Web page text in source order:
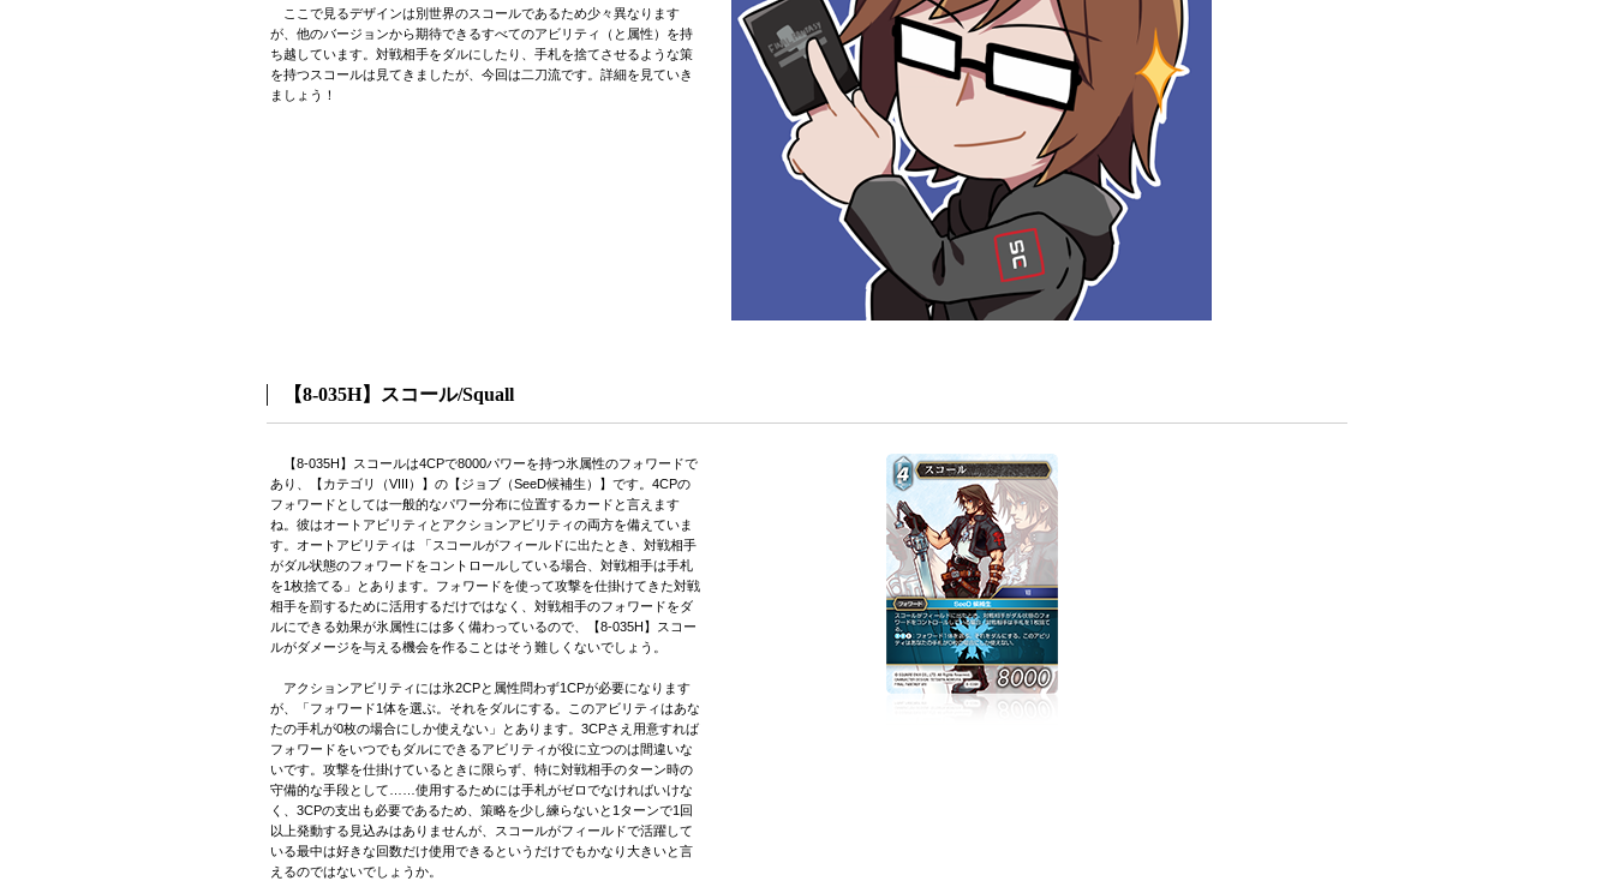
ここで見るデザインは別世界のスコールであるため少々異なります
が、他のバージョンから期待できるすべてのアビリティ（と属性）を持
ち越しています。対戦相手をダルにしたり、手札を捨てさせるような策
を持つスコールは見てきましたが、今回は二刀流です。詳細を見ていき
ましょう！
【8-035H】スコール/Squall
【8-035H】スコールは4CPで8000パワーを持つ氷属性のフォワードで
あり、【カテゴリ（VIII）】の【ジョブ（SeeD候補生）】です。4CPの
フォワードとしては一般的なパワー分布に位置するカードと言えます
ね。彼はオートアビリティとアクションアビリティの両方を備えていま
す。オートアビリティは 「スコールがフィールドに出たとき、対戦相手
がダル状態のフォワードをコントロールしている場合、対戦相手は手札
を1枚捨てる」とあります。フォワードを使って攻撃を仕掛けてきた対戦
相手を罰するために活用するだけではなく、対戦相手のフォワードをダ
ルにできる効果が氷属性には多く備わっているので、【8-035H】スコー
ルがダメージを与える機会を作ることはそう難しくないでしょう。
アクションアビリティには氷2CPと属性問わず1CPが必要になります
が、「フォワード1体を選ぶ。それをダルにする。このアビリティはあな
たの手札が0枚の場合にしか使えない」とあります。3CPさえ用意すれば
フォワードをいつでもダルにできるアビリティが役に立つのは間違いな
いです。攻撃を仕掛けているときに限らず、特に対戦相手のターン時の
守備的な手段として……使用するためには手札がゼロでなければいけな
く、3CPの支出も必要であるため、策略を少し練らないと1ターンで1回
以上発動する見込みはありませんが、スコールがフィールドで活躍して
いる最中は好きな回数だけ使用できるというだけでもかなり大きいと言
えるのではないでしょうか。